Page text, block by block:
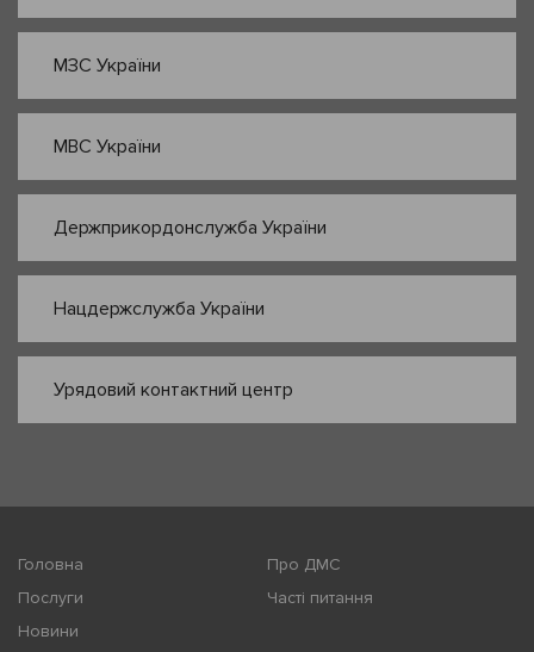
МЗС України
МВС України
Держприкордонслужба України
Нацдержслужба України
Урядовий контактний центр
Головна
Про ДМС
Послуги
Часті питання
Новини